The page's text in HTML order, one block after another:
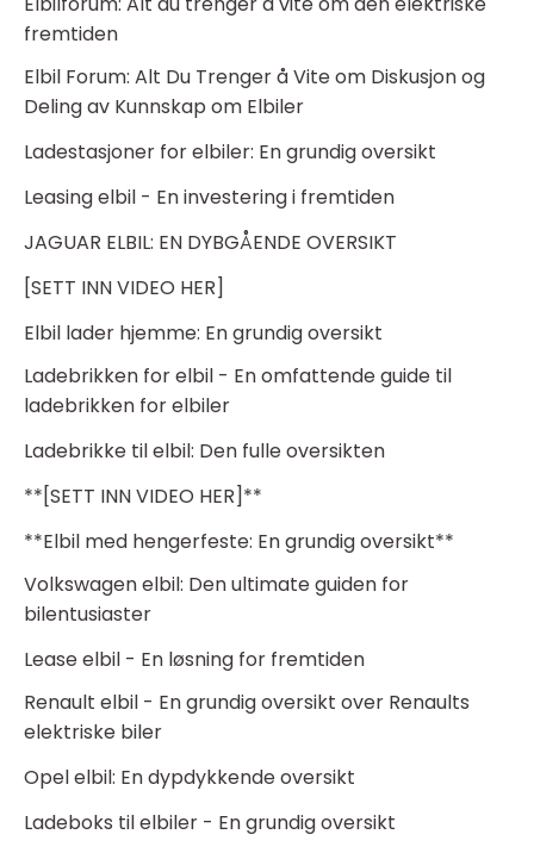
fremtiden
Elbil Forum: Alt Du Trenger å Vite om Diskusjon og
Deling av Kunnskap om Elbiler
Ladestasjoner for elbiler: En grundig oversikt
Leasing elbil - En investering i fremtiden
JAGUAR ELBIL: EN DYBGÅENDE OVERSIKT
[SETT INN VIDEO HER]
Elbil lader hjemme: En grundig oversikt
Ladebrikken for elbil - En omfattende guide til
ladebrikken for elbiler
Ladebrikke til elbil: Den fulle oversikten
**[SETT INN VIDEO HER]**
**Elbil med hengerfeste: En grundig oversikt**
Volkswagen elbil: Den ultimate guiden for
bilentusiaster
Lease elbil - En løsning for fremtiden
Renault elbil - En grundig oversikt over Renaults
elektriske biler
Opel elbil: En dypdykkende oversikt
Ladeboks til elbiler - En grundig oversikt